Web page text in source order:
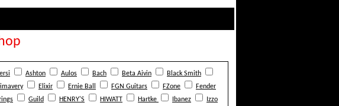
Ashton Aulos Bach Beta Aivin
Black Smith
Elixir Ernie Ball FGN Guitars FZone
Fender
Guild HENRY'S HIWATT Hartke Ibanez
Izzo